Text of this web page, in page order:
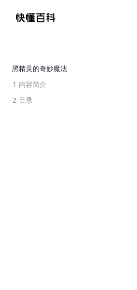
黑精灵的奇妙魔法
1 内容简介
2 目录